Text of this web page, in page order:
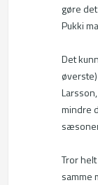
gøre
Pukki
Det
mindre
Tror
samme